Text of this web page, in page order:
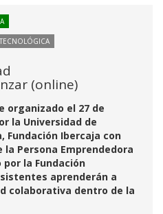
(online)
organizado el 27 de
la Universidad de
Fundación Ibercaja con
Persona Emprendedora
la Fundación
aprenderán a
colaborativa dentro de la